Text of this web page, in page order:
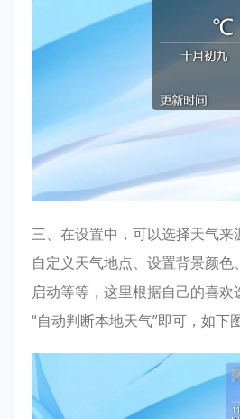
三、在设置中，可以选择天气来
自定义天气地点、设置背景颜
启动等等，这里根据自己的喜
“自动判断本地天气”即可，如下